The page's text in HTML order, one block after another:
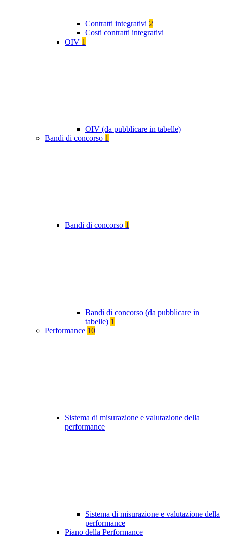
Contratti integrativi 2
Costi contratti integrativi
OIV 1
OIV (da pubblicare in tabelle)
Bandi di concorso 1
Bandi di concorso 1
Bandi di concorso (da pubblicare in
tabelle) 1
Performance 10
Sistema di misurazione e valutazione della
performance
Sistema di misurazione e valutazione della
performance
Piano della Performance